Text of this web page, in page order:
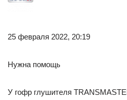
25 февраля 2022, 20:19
Нужна помощь
У гофр глушителя